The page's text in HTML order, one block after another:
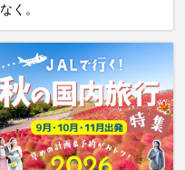
なく。